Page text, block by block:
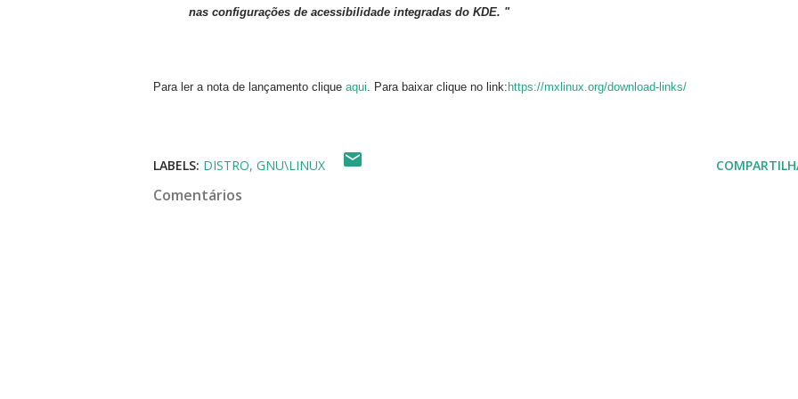
nas configurações de acessibilidade integradas do KDE. "
Para ler a nota de lançamento clique aqui. Para baixar clique no link: https://mxlinux.org/download-links/
LABELS: DISTRO GNU\LINUX
Comentários